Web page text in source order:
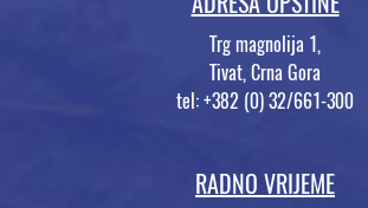
Trg magnolija 1,
Tivat, Crna Gora
tel: +382 (0) 32/661-300
RADNO VRIJEME